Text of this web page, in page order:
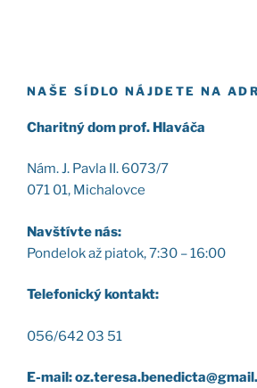
NAŠE SÍDLO NÁJDETE NA
Cha­rit­ný dom prof. Hla­vá­ča
Nám. J. Pav­la II. 6073/7
071 01, Micha­lov­ce
Nav­štív­te nás:
Pon­de­lok až pia­tok, 7:30 – 16:00
Tele­fo­nic­ký kon­takt:
056/642 03 51
E-mail: